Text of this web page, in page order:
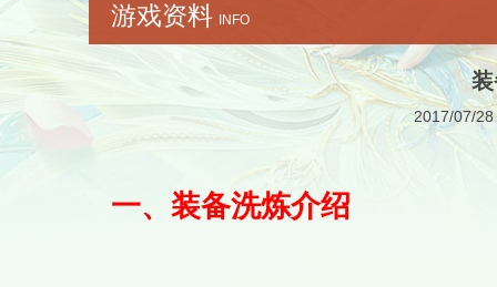
游戏资料 INFO
2017/07/28
一、 装备洗炼介绍